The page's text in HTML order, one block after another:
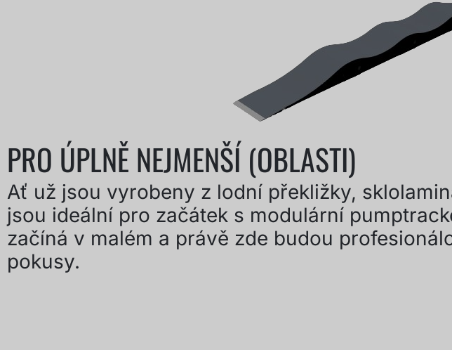
PRO ÚPLNĚ NEJMENŠÍ (OBLASTI)
Ať už jsou vyrobeny z lodní překližky,
jsou ideální pro začátek s modulární
začíná v malém a právě zde budou
pokusy.